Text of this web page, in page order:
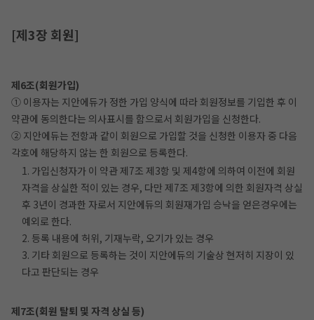
[제3장 회원]
제6조(회원가입)
① 이용자는 지안에듀가 정한 가입 양식에 따라 회원정보를 기입한 후 이
약관에 동의한다는 의사표시를 함으로서 회원가입을 신청한다.
② 지안에듀는 전항과 같이 회원으로 가입할 것을 신청한 이용자 중 다음
각호에 해당하지 않는 한 회원으로 등록한다.
1. 가입신청자가 이 약관 제7조 제3항 및 제4항에 의하여 이전에 회원
자격을 상실한 적이 있는 경우, 다만 제7조 제3항에 의한 회원자격 상실
후 3년이 경과한 자로서 지안에듀의 회원재가입 승낙을 얻은경우에는
예외로 한다.
2. 등록 내용에 허위, 기재누락, 오기가 있는 경우
3. 기타 회원으로 등록하는 것이 지안에듀의 기술상 현저히 지장이 있
다고 판단되는 경우
제7조(회원 탈퇴 및 자격 상실 등)